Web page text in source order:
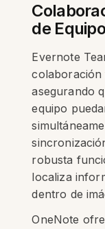
de Equipo
Evernote
colaboración
asegurando
equipo
robusta
localiza
dentro de
OneNote